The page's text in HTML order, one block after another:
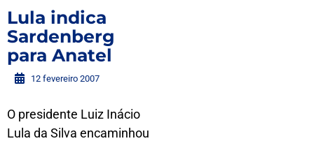
Lula indica
Sardenberg
para Anatel
12 fevereiro 2007
O presidente Luiz Inácio
Lula da Silva encaminhou